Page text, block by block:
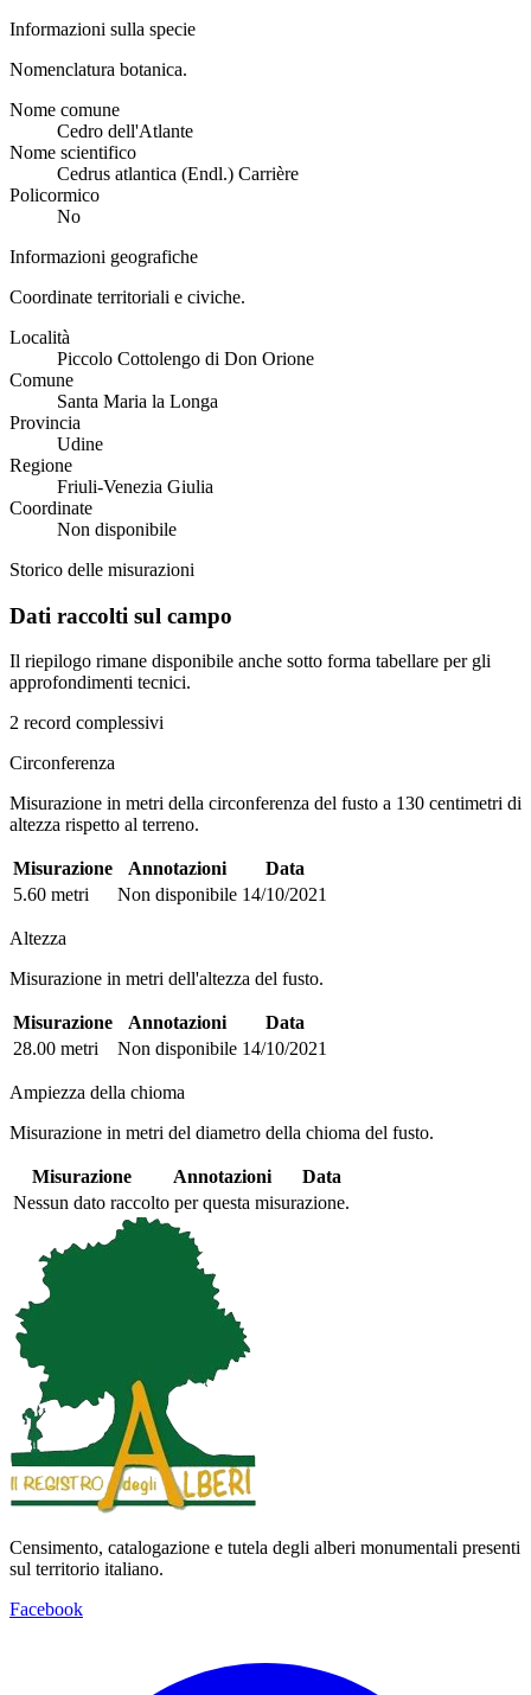
Informazioni sulla specie
Nomenclatura botanica.
Nome comune
Cedro dell'Atlante
Nome scientifico
Cedrus atlantica (Endl.) Carrière
Policormico
No
Informazioni geografiche
Coordinate territoriali e civiche.
Località
Piccolo Cottolengo di Don Orione
Comune
Santa Maria la Longa
Provincia
Udine
Regione
Friuli-Venezia Giulia
Coordinate
Non disponibile
Storico delle misurazioni
Dati raccolti sul campo
Il riepilogo rimane disponibile anche sotto forma tabellare per gli
approfondimenti tecnici.
2 record complessivi
Circonferenza
Misurazione in metri della circonferenza del fusto a 130 centimetri di
altezza rispetto al terreno.
Misurazione Annotazioni
Data
5.60 metri
Non disponibile 14/10/2021
Altezza
Misurazione in metri dell'altezza del fusto.
Misurazione Annotazioni
Data
28.00 metri
Non disponibile 14/10/2021
Ampiezza della chioma
Misurazione in metri del diametro della chioma del fusto.
Misurazione Annotazioni
Data
Nessun dato raccolto per questa misurazione.
Censimento, catalogazione e tutela degli alberi monumentali presenti
sul territorio italiano.
Facebook